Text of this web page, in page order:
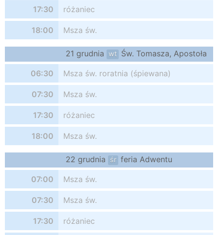
17:30 różaniec
18:00 Msza św.
21 grudnia wt Św. Tomasza, Apostoła
06:30 Msza św. roratnia (śpiewana)
07:30 Msza św.
17:30 różaniec
18:00 Msza św.
22 grudnia śr feria Adwentu
07:00 Msza św.
07:30 Msza św.
17:30 różaniec